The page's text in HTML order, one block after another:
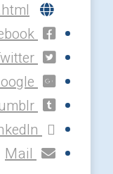
Facebook
Twitter
Google+
Tumblr
LinkedIn
Mail